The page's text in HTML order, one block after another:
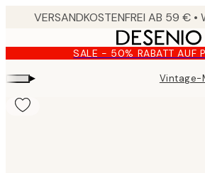
content.
SALE - 50% RABATT AUF
▸ Vintage-